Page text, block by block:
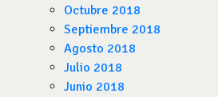
Octubre 2018
Septiembre 2018
Agosto 2018
Julio 2018
Junio 2018